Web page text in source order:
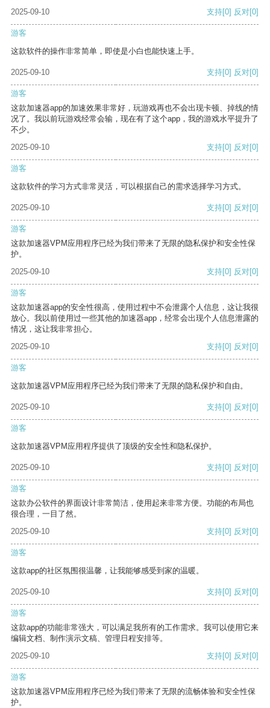
2025-09-10
支持[0] 反对[0]
游客
这款软件的操作非常简单，即使是小白也能快速上手。
2025-09-10 支持[0] 反对[0]
游客
这款加速器app的加速效果非常好，玩游戏再也不会出现卡顿、掉线的情
况了。我以前玩游戏经常会输，现在有了这个app，我的游戏水平提升了
不少。
2025-09-10
支持[0] 反对[0]
游客
这款软件的学习方式非常灵活，可以根据自己的需求选择学习方式。
2025-09-10 支持[0] 反对[0]
游客
这款加速器VPM应用程序已经为我们带来了无限的隐私保护和安全性保
护。
2025-09-10
支持[0] 反对[0]
游客
这款加速器app的安全性很高，使用过程中不会泄露个人信息，这让我很
放心。我以前使用过一些其他的加速器app，经常会出现个人信息泄露的
情况，这让我非常担心。
2025-09-10
支持[0] 反对[0]
游客
这款加速器VPM应用程序已经为我们带来了无限的隐私保护和自由。
2025-09-10 支持[0] 反对[0]
游客
这款加速器VPM应用程序提供了顶级的安全性和隐私保护。
2025-09-10 支持[0] 反对[0]
游客
这款办公软件的界面设计非常简洁，使用起来非常方便。功能的布局也
很合理，一目了然。
2025-09-10
支持[0] 反对[0]
游客
这款app的社区氛围很温馨，让我能够感受到家的温暖。
2025-09-10 支持[0] 反对[0]
游客
这款app的功能非常强大，可以满足我所有的工作需求。我可以使用它来
编辑文档、制作演示文稿、管理日程安排等。
2025-09-10
支持[0] 反对[0]
游客
这款加速器VPM应用程序已经为我们带来了无限的流畅体验和安全性保
护。